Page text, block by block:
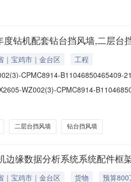
度钻机配套钻台挡风墙,二层
｜宝鸡市｜金台区
工程
CPMC8914-B11046850465409-
WZ002(3)-CPMC8914-
台挡风墙，绞车遮雨棚框架采购（招
二层台挡风墙 钻台挡风墙
边缘数据分析系统系统配件框
｜宝鸡市｜金台区 货物
预算800